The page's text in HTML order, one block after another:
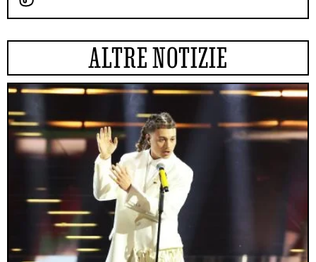
ALTRE NOTIZIE